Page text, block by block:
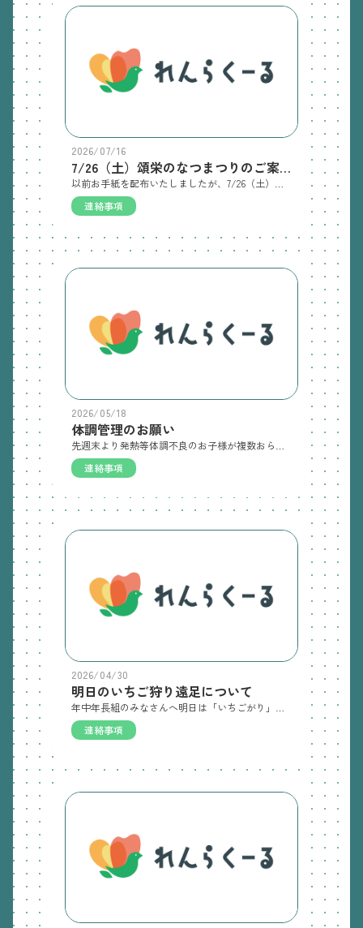
2026/07/16
7/26（土）頌栄のなつまつりのご案内
連絡事項
2026/05/18
体調管理のお願い
連絡事項
2026/04/30
明日のいちご狩り遠足について
連絡事項